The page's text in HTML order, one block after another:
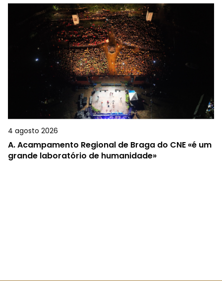
4 agosto 2026
A.Acampamento Regional de Braga do CNE «é um
grande laboratório de humanidade»